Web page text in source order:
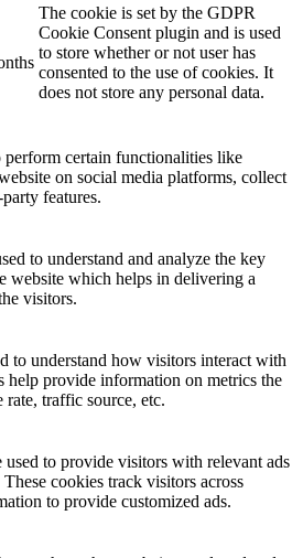
The cookie is set by the GDPR
Cookie Consent plugin and is used
to store whether or not user has
consented to the use of cookies. It
does not store any personal data.
certain functionalities like
on social media platforms, collect
features.
to understand and analyze the key
website which helps in delivering a
visitors.
to understand how visitors interact with
help provide information on metrics the
traffic source, etc.
to provide visitors with relevant ads
cookies track visitors across
to provide customized ads.